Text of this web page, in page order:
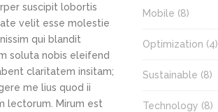
volume.
suscipit lobortis
velit esse molestie
qui blandit
soluta nobis eleifend
claritatem insitam;
me lius quod ii
lectorum. Mirum est
Mobile (8)
Optimization (4)
Sustainable (8)
Technology (8)